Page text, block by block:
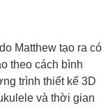
Matthew tạo ra có
theo cách bình
trình thiết kế 3D
và thời gian